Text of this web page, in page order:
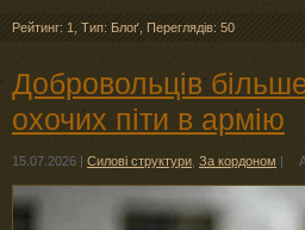
Рейтинг: 1 Тип: Блоґ Переглядів: 50
Добровольців
охочих піти в армію
15.07.2026 | Силові структури За кордоном |